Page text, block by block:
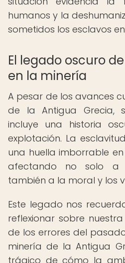
humanos y la
sometidos los esclavos
El legado oscuro
en la minería
A pesar de los avances
de la Antigua Grecia,
incluye una historia
explotación. La
una huella imborrable
afectando no solo a
también a la moral y los
Este legado nos
reflexionar sobre
de los errores del
minería de la Antigua
trágico de cómo la